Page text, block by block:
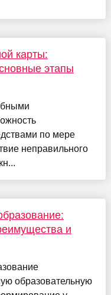
карты:
этапы
по мере
неправильного
и
образовательную